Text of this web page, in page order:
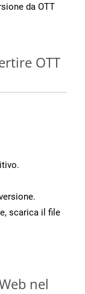
da OTT
OTT
scarica il file
nel